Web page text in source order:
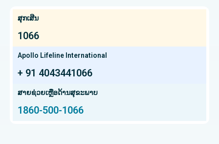
ຊອກຫາແພດຊ່ຽວຊານດ້ານກະເພາະອາຫານ
ຊອກຫາແພດຜ່າຕັດປ່ຽນຖ່າຍອະໄວຍະວະ
ຊອກຫາຜູ້ຊ່ຽວຊານດ້ານຫູ ດັງ ດັງ ແລະ ດັງ
ໂຮງໝໍມະເຮັງທີ່ດີທີ່ສຸດໃນ Bhat, Gandhinagar, Ahmedabad
ໂຮງໝໍມະເຮັງທີ່ດີທີ່ສຸດໃນເມືອງອີເລັກໂທຣນິກ, ບັງກາລໍ
ໂຮງໝໍມະເຮັງທີ່ດີທີ່ສຸດໃນ Teynampet, Chennai
ໂຮງໝໍມະເຮັງທີ່ດີທີ່ສຸດໃນ HSR Layout, Bangalore
ສູນມະເຮັງໂປຣຕອນທີ່ດີທີ່ສຸດໃນ Chennai
ໂຮງໝໍເດັກທີ່ດີທີ່ສຸດໃນ Thousand Lights, Chennai
Kidney Transplant
Extracorporeal Shockwave Lithotripsy
Liver transplant
ການປັ້ນປອດ
ສະໂພກ Arthroscopy
Total Hip Replacement
ສຸກເສີນ
1066
Apollo Lifeline International
+ 91 4043441066
ສາຍຊ່ວຍເຫຼືອດ້ານສຸຂະພາບ
1860-500-1066